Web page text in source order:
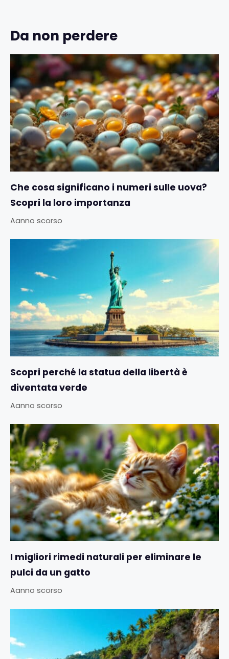
Da non perdere
Che cosa significano i numeri sulle uova?
Scopri la loro importanza
Aanno scorso
Scopri perché la statua della libertà è
diventata verde
Aanno scorso
I migliori rimedi naturali per eliminare le
pulci da un gatto
Aanno scorso